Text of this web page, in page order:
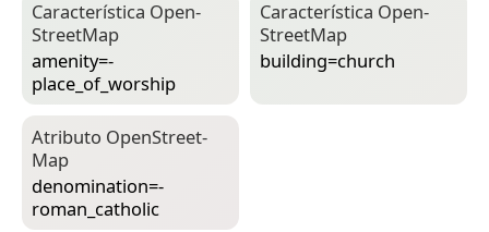
Característica Open­
Street­Map
amenity=­
place_of_worship
Característica Open­
Street­Map
building=­church
Atributo Open­Street­
Map
denomination=­
roman_catholic